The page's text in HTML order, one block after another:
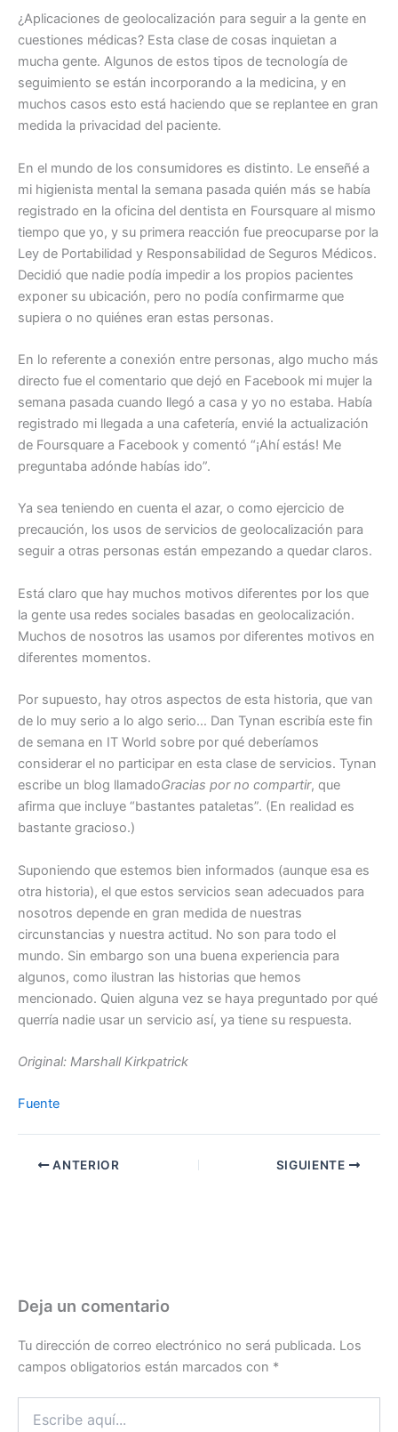
¿Aplicaciones de geolocalización para seguir a la gente en
cuestiones médicas? Esta clase de cosas inquietan a
mucha gente. Algunos de estos tipos de tecnología de
seguimiento se están incorporando a la medicina, y en
muchos casos esto está haciendo que se replantee en gran
medida la privacidad del paciente.
En el mundo de los consumidores es distinto. Le enseñé a
mi higienista mental la semana pasada quién más se había
registrado en la oficina del dentista en Foursquare al mismo
tiempo que yo, y su primera reacción fue preocuparse por la
Ley de Portabilidad y Responsabilidad de Seguros Médicos.
Decidió que nadie podía impedir a los propios pacientes
exponer su ubicación, pero no podía confirmarme que
supiera o no quiénes eran estas personas.
En lo referente a conexión entre personas, algo mucho más
directo fue el comentario que dejó en Facebook mi mujer la
semana pasada cuando llegó a casa y yo no estaba. Había
registrado mi llegada a una cafetería, envié la actualización
de Foursquare a Facebook y comentó “¡Ahí estás! Me
preguntaba adónde habías ido”.
Ya sea teniendo en cuenta el azar, o como ejercicio de
precaución, los usos de servicios de geolocalización para
seguir a otras personas están empezando a quedar claros.
Está claro que hay muchos motivos diferentes por los que
la gente usa redes sociales basadas en geolocalización.
Muchos de nosotros las usamos por diferentes motivos en
diferentes momentos.
Por supuesto, hay otros aspectos de esta historia, que van
de lo muy serio a lo algo serio… Dan Tynan escribía este fin
de semana en IT World sobre por qué deberíamos
considerar el no participar en esta clase de servicios. Tynan
escribe un blog llamadoGracias por no compartir, que
afirma que incluye “bastantes pataletas”. (En realidad es
bastante gracioso.)
Suponiendo que estemos bien informados (aunque esa es
otra historia), el que estos servicios sean adecuados para
nosotros depende en gran medida de nuestras
circunstancias y nuestra actitud. No son para todo el
mundo. Sin embargo son una buena experiencia para
algunos, como ilustran las historias que hemos
mencionado. Quien alguna vez se haya preguntado por qué
querría nadie usar un servicio así, ya tiene su respuesta.
Original: Marshall Kirkpatrick
Fuente
ANTERIOR SIGUIENTE
Deja un comentario
Tu dirección de correo electrónico no será publicada. Los
campos obligatorios están marcados con *
aquí...